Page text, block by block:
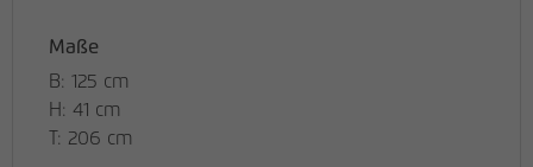
Maße
B: 125 cm
H: 41 cm
T: 206 cm